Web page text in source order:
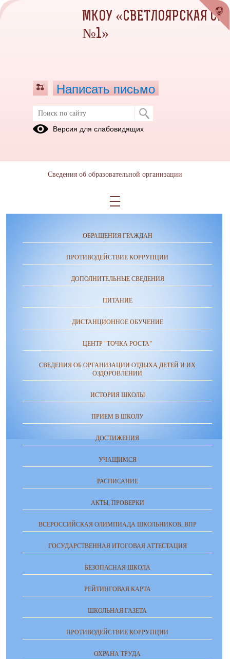
Антикоррупционная экспертиза
ОБРАЩЕНИЯ ГРАЖДАН
ПРОТИВОДЕЙСТВИЕ КОРРУПЦИИ
ДОПОЛНИТЕЛЬНЫЕ СВЕДЕНИЯ
ПИТАНИЕ
ДИСТАНЦИОННОЕ ОБУЧЕНИЕ
ЦЕНТР "ТОЧКА РОСТА"
СВЕДЕНИЯ ОБ ОРГАНИЗАЦИИ ОТДЫХА ДЕТЕЙ И ИХ
ОЗДОРОВЛЕНИИ
ИСТОРИЯ ШКОЛЫ
ПРИЕМ В ШКОЛУ
ДОСТИЖЕНИЯ
УЧАЩИМСЯ
РАСПИСАНИЕ
АКТЫ, ПРОВЕРКИ
ВСЕРОССИЙСКАЯ ОЛИМПИАДА ШКОЛЬНИКОВ, ВПР
ГОСУДАРСТВЕННАЯ ИТОГОВАЯ АТТЕСТАЦИЯ
БЕЗОПАСНАЯ ШКОЛА
РЕЙТИНГОВАЯ КАРТА
ШКОЛЬНАЯ ГАЗЕТА
ПРОТИВОДЕЙСТВИЕ КОРРУПЦИИ
ОХРАНА ТРУДА
МКОУ «СВЕТЛОЯРСКАЯ СШ
№1»
Написать письмо
Версия для слабовидящих
Сведения об образовательной организации